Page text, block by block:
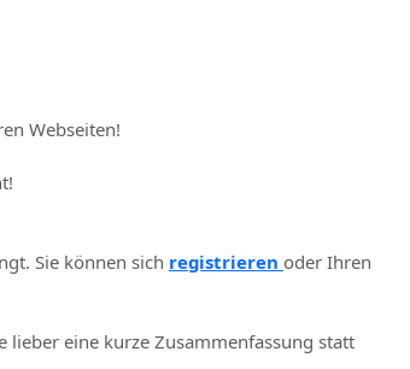
Webseiten!
Sie können sich registrieren oder Ihren
lieber eine kurze Zusammenfassung statt